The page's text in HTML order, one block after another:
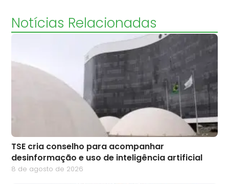
Notícias Relacionadas
TSE cria conselho para acompanhar
desinformação e uso de inteligência artificial
8 de agosto de 2026